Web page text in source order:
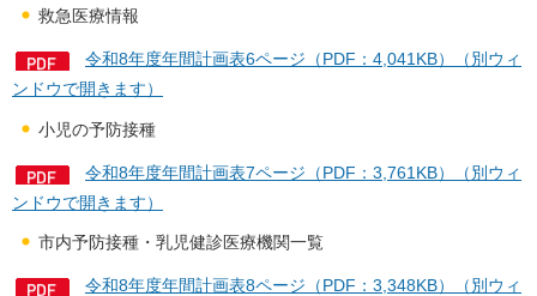
救急医療情報
令和8年度年間計画表6ページ（PDF：4,041KB）（別ウィ
ンドウで開きます）
小児の予防接種
令和8年度年間計画表7ページ（PDF：3,761KB）（別ウィ
ンドウで開きます）
市内予防接種・乳児健診医療機関一覧
令和8年度年間計画表8ページ（PDF：3,348KB）（別ウィ